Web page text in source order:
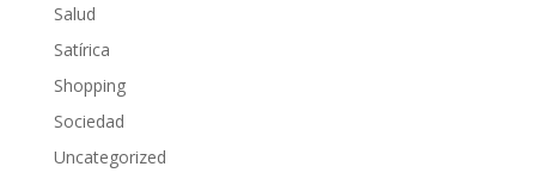
Salud
Satírica
Shopping
Sociedad
Uncategorized